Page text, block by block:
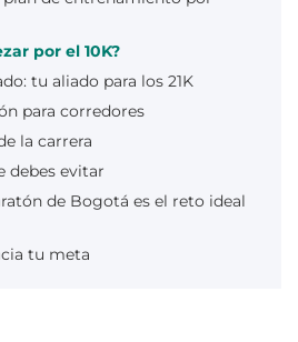
por el 10K?
tu aliado para los 21K
para corredores
la carrera
debes evitar
de Bogotá es el reto ideal
tu meta